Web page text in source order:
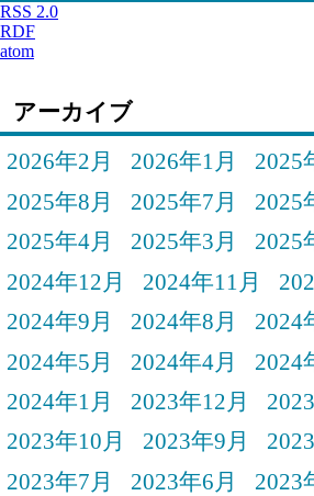
RSS 2.0
RDF
atom
アーカイブ
2026年2月
2026年1月
2025
2025年8月
2025年7月 2025
2025年4月
2025年3月 2025
2024年12月
2024年11月
2024年9月
2024年8月 2024
2024年5月
2024年4月 2024
2024年1月
2023年12月
2023年10月
2023年9月
2023年7月
2023年6月 2023